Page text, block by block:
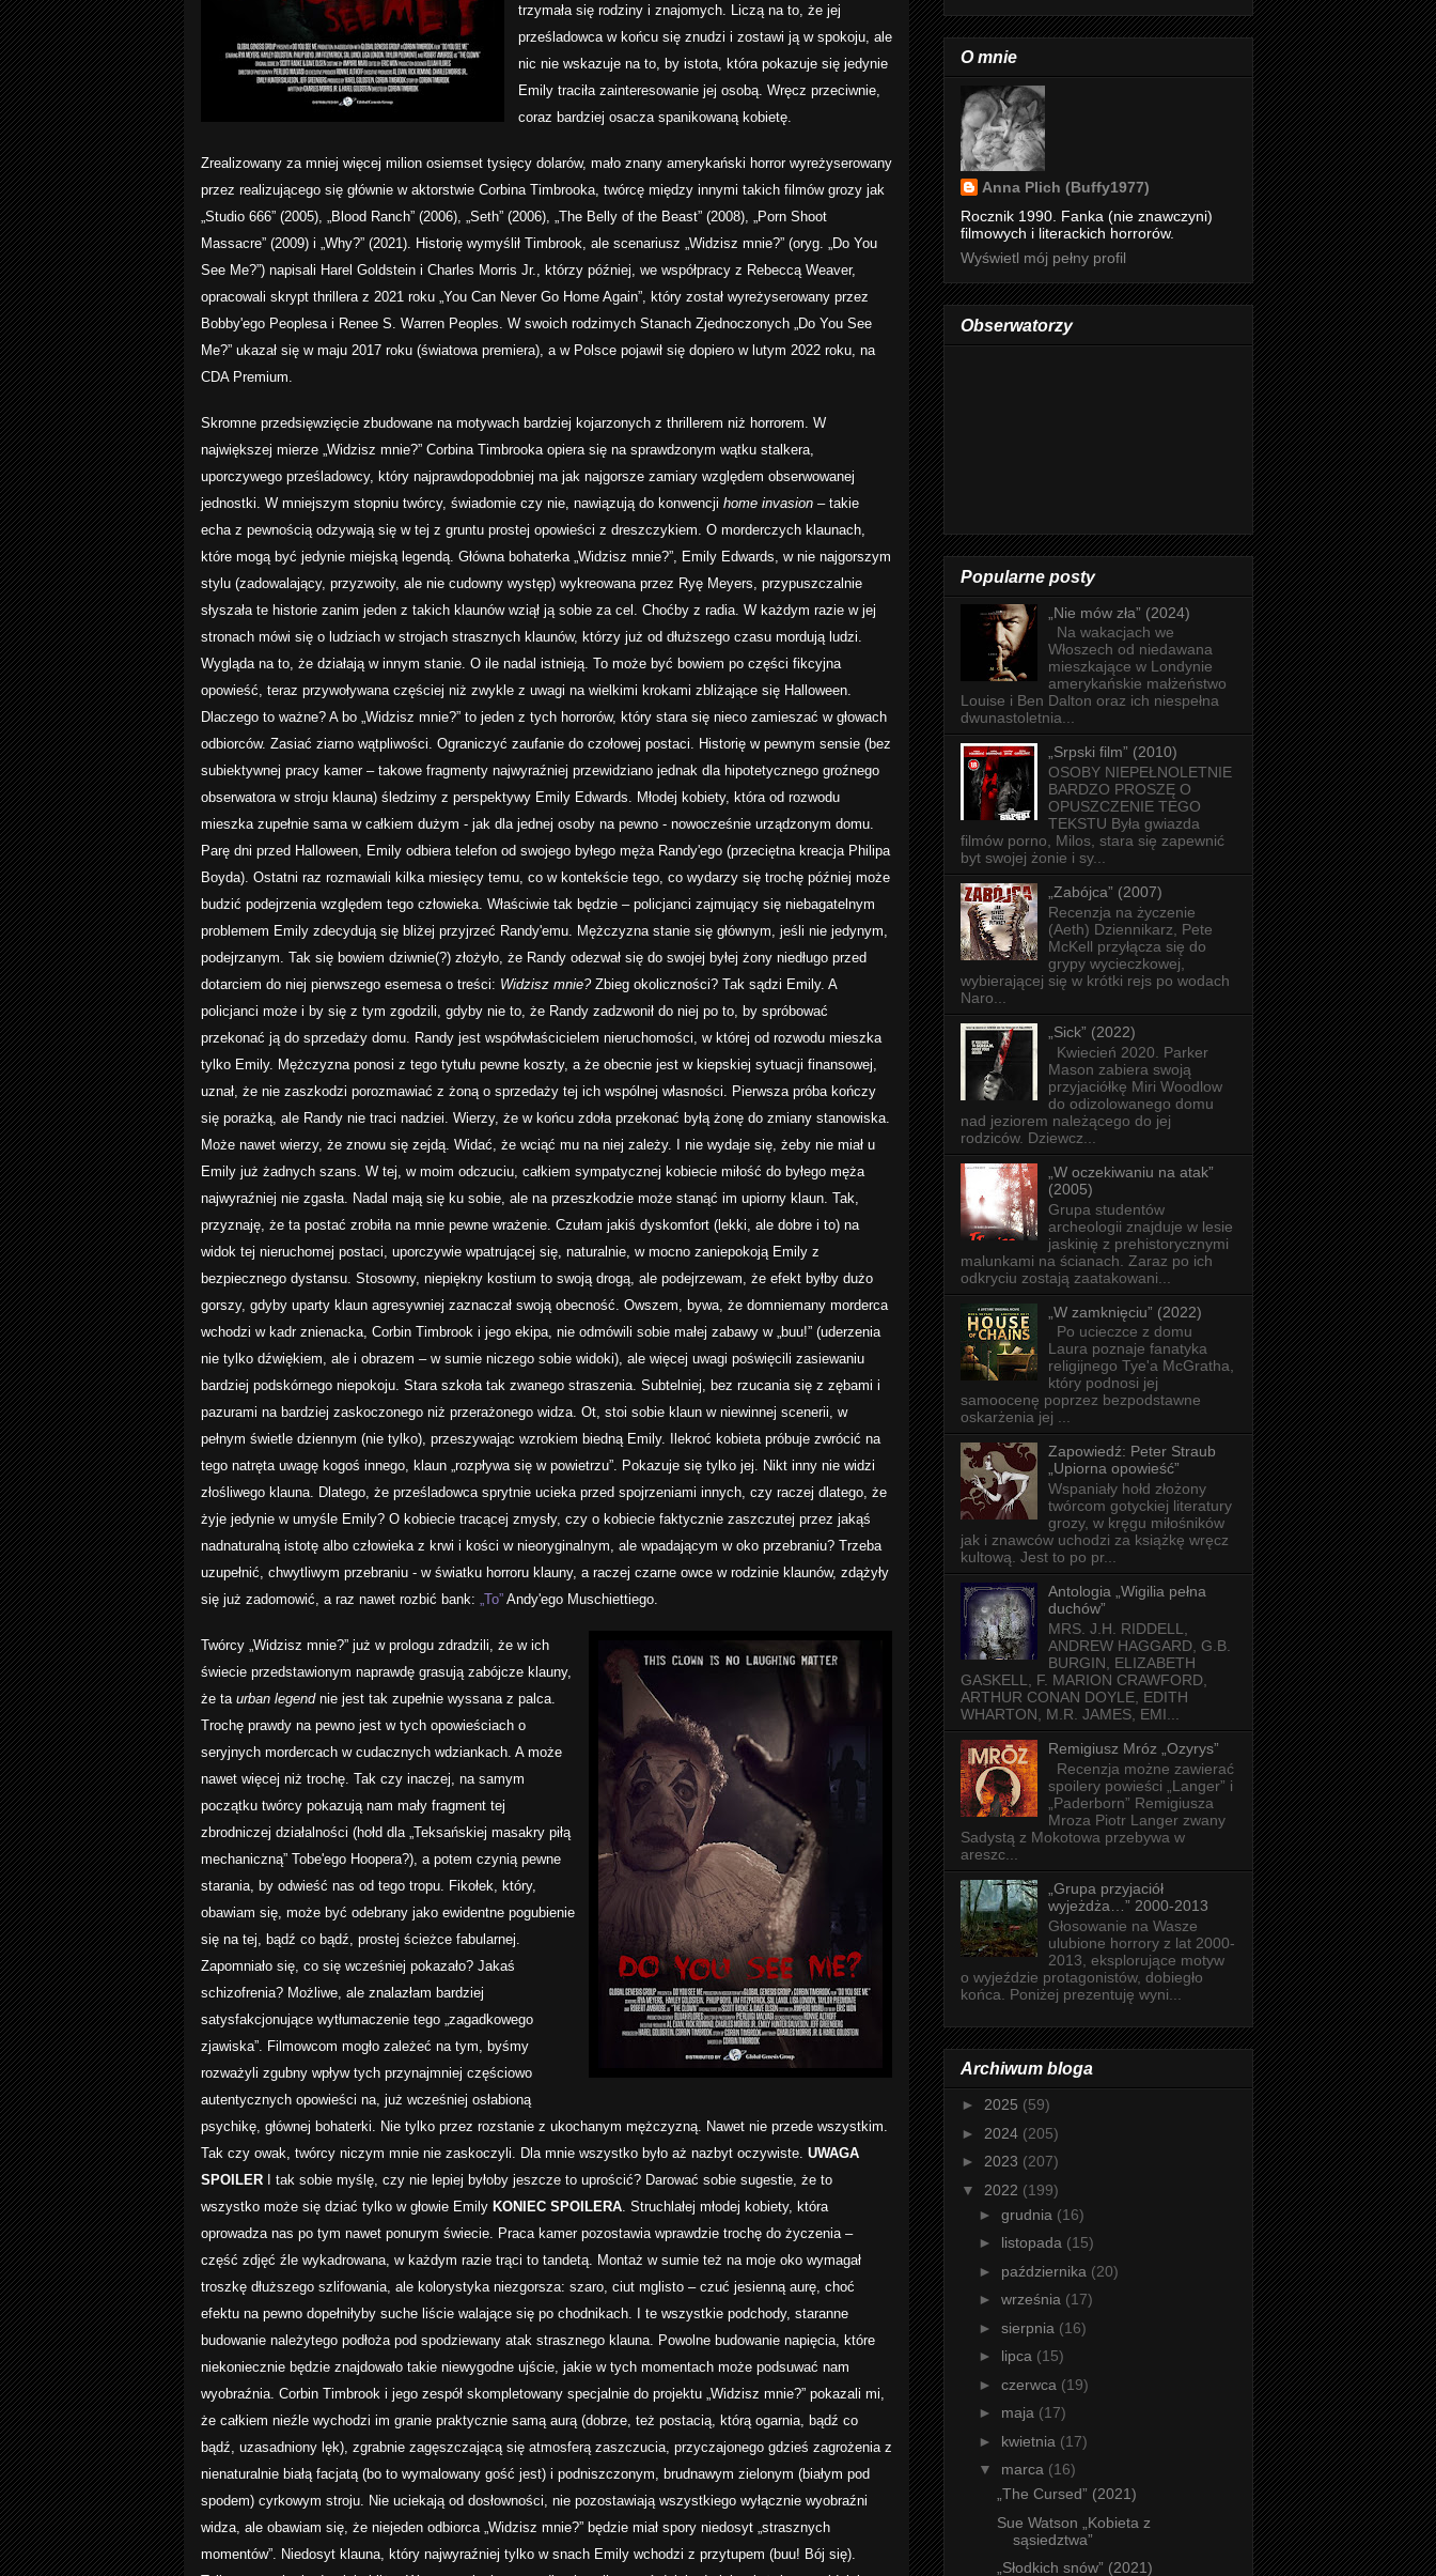
trzymała się rodziny i znajomych. Liczą na to, że jej
prześladowca w końcu się znudzi i zostawi ją w spokoju, ale
nic nie wskazuje na to, by istota, która pokazuje się jedynie
Emily traciła zainteresowanie jej osobą. Wręcz przeciwnie,
coraz bardziej osacza spanikowaną kobietę.
Zrealizowany za mniej więcej milion osiemset tysięcy dolarów, mało znany amerykański horror wyreżyserowany
przez realizującego się głównie w aktorstwie Corbina Timbrooka, twórcę między innymi takich filmów grozy jak
„Studio 666” (2005), „Blood Ranch” (2006), „Seth” (2006), „The Belly of the Beast” (2008), „Porn Shoot
Massacre” (2009) i „Why?” (2021). Historię wymyślił Timbrook, ale scenariusz „Widzisz mnie?” (oryg. „Do You
See Me?”) napisali Harel Goldstein i Charles Morris Jr., którzy później, we współpracy z Rebeccą Weaver,
opracowali skrypt thrillera z 2021 roku „You Can Never Go Home Again”, który został wyreżyserowany przez
Bobby'ego Peoplesa i Renee S. Warren Peoples. W swoich rodzimych Stanach Zjednoczonych „Do You See
Me?” ukazał się w maju 2017 roku (światowa premiera), a w Polsce pojawił się dopiero w lutym 2022 roku, na
CDA Premium.
Skromne przedsięwzięcie zbudowane na motywach bardziej kojarzonych z thrillerem niż horrorem. W
największej mierze „Widzisz mnie?” Corbina Timbrooka opiera się na sprawdzonym wątku stalkera,
uporczywego prześladowcy, który najprawdopodobniej ma jak najgorsze zamiary względem obserwowanej
jednostki. W mniejszym stopniu twórcy, świadomie czy nie, nawiązują do konwencji home invasion– takie
echa z pewnością odzywają się w tej z gruntu prostej opowieści z dreszczykiem. O morderczych klaunach,
które mogą być jedynie miejską legendą. Główna bohaterka „Widzisz mnie?”, Emily Edwards, w nie najgorszym
stylu (zadowalający, przyzwoity, ale nie cudowny występ) wykreowana przez Ryę Meyers, przypuszczalnie
słyszała te historie zanim jeden z takich klaunów wziął ją sobie za cel. Choćby z radia. W każdym razie w jej
stronach mówi się o ludziach w strojach strasznych klaunów, którzy już od dłuższego czasu mordują ludzi.
Wygląda na to, że działają w innym stanie. O ile nadal istnieją. To może być bowiem po części fikcyjna
opowieść, teraz przywoływana częściej niż zwykle z uwagi na wielkimi krokami zbliżające się Halloween.
Dlaczego to ważne? A bo „Widzisz mnie?” to jeden z tych horrorów, który stara się nieco zamieszać w głowach
odbiorców. Zasiać ziarno wątpliwości. Ograniczyć zaufanie do czołowej postaci. Historię w pewnym sensie (bez
subiektywnej pracy kamer – takowe fragmenty najwyraźniej przewidziano jednak dla hipotetycznego groźnego
obserwatora w stroju klauna) śledzimy z perspektywy Emily Edwards. Młodej kobiety, która od rozwodu
mieszka zupełnie sama w całkiem dużym - jak dla jednej osoby na pewno - nowocześnie urządzonym domu.
Parę dni przed Halloween, Emily odbiera telefon od swojego byłego męża Randy'ego (przeciętna kreacja Philipa
Boyda). Ostatni raz rozmawiali kilka miesięcy temu, co w kontekście tego, co wydarzy się trochę później może
budzić podejrzenia względem tego człowieka. Właściwie tak będzie – policjanci zajmujący się niebagatelnym
problemem Emily zdecydują się bliżej przyjrzeć Randy'emu. Mężczyzna stanie się głównym, jeśli nie jedynym,
podejrzanym. Tak się bowiem dziwnie(?) złożyło, że Randy odezwał się do swojej byłej żony niedługo przed
dotarciem do niej pierwszego esemesa o treści: Widzisz mnie?Zbieg okoliczności? Tak sądzi Emily. A
policjanci może i by się z tym zgodzili, gdyby nie to, że Randy zadzwonił do niej po to, by spróbować
przekonać ją do sprzedaży domu. Randy jest współwłaścicielem nieruchomości, w której od rozwodu mieszka
tylko Emily. Mężczyzna ponosi z tego tytułu pewne koszty, a że obecnie jest w kiepskiej sytuacji finansowej,
uznał, że nie zaszkodzi porozmawiać z żoną o sprzedaży tej ich wspólnej własności. Pierwsza próba kończy
się porażką, ale Randy nie traci nadziei. Wierzy, że w końcu zdoła przekonać byłą żonę do zmiany stanowiska.
Może nawet wierzy, że znowu się zejdą. Widać, że wciąć mu na niej zależy. I nie wydaje się, żeby nie miał u
Emily już żadnych szans. W tej, w moim odczuciu, całkiem sympatycznej kobiecie miłość do byłego męża
najwyraźniej nie zgasła. Nadal mają się ku sobie, ale na przeszkodzie może stanąć im upiorny klaun. Tak,
przyznaję, że ta postać zrobiła na mnie pewne wrażenie. Czułam jakiś dyskomfort (lekki, ale dobre i to) na
widok tej nieruchomej postaci, uporczywie wpatrującej się, naturalnie, w mocno zaniepokoją Emily z
bezpiecznego dystansu. Stosowny, niepiękny kostium to swoją drogą, ale podejrzewam, że efekt byłby dużo
gorszy, gdyby uparty klaun agresywniej zaznaczał swoją obecność. Owszem, bywa, że domniemany morderca
wchodzi w kadr znienacka, Corbin Timbrook i jego ekipa, nie odmówili sobie małej zabawy w „buu!” (uderzenia
nie tylko dźwiękiem, ale i obrazem – w sumie niczego sobie widoki), ale więcej uwagi poświęcili zasiewaniu
bardziej podskórnego niepokoju. Stara szkoła tak zwanego straszenia. Subtelniej, bez rzucania się z zębami i
pazurami na bardziej zaskoczonego niż przerażonego widza. Ot, stoi sobie klaun w niewinnej scenerii, w
pełnym świetle dziennym (nie tylko), przeszywając wzrokiem biedną Emily. Ilekroć kobieta próbuje zwrócić na
tego natręta uwagę kogoś innego, klaun „rozpływa się w powietrzu”. Pokazuje się tylko jej. Nikt inny nie widzi
złośliwego klauna. Dlatego, że prześladowca sprytnie ucieka przed spojrzeniami innych, czy raczej dlatego, że
żyje jedynie w umyśle Emily? O kobiecie tracącej zmysły, czy o kobiecie faktycznie zaszczutej przez jakąś
nadnaturalną istotę albo człowieka z krwi i kości w nieoryginalnym, ale wpadającym w oko przebraniu? Trzeba
uzupełnić, chwytliwym przebraniu - w światku horroru klauny, a raczej czarne owce w rodzinie klaunów, zdążyły
się już zadomowić, a raz nawet rozbić bank: „To” Andy'ego Muschiettiego.
Twórcy „Widzisz mnie?” już w prologu zdradzili, że w ich
świecie przedstawionym naprawdę grasują zabójcze klauny,
że ta urban legendnie jest tak zupełnie wyssana z palca.
Trochę prawdy na pewno jest w tych opowieściach o
seryjnych mordercach w cudacznych wdziankach. A może
nawet więcej niż trochę. Tak czy inaczej, na samym
początku twórcy pokazują nam mały fragment tej
zbrodniczej działalności (hołd dla „Teksańskiej masakry piłą
mechaniczną” Tobe'ego Hoopera?), a potem czynią pewne
starania, by odwieść nas od tego tropu. Fikołek, który,
obawiam się, może być odebrany jako ewidentne pogubienie
się na tej, bądź co bądź, prostej ścieżce fabularnej.
Zapomniało się, co się wcześniej pokazało? Jakaś
schizofrenia? Możliwe, ale znalazłam bardziej
satysfakcjonujące wytłumaczenie tego „zagadkowego
zjawiska”. Filmowcom mogło zależeć na tym, byśmy
rozważyli zgubny wpływ tych przynajmniej częściowo
autentycznych opowieści na, już wcześniej osłabioną
psychikę, głównej bohaterki. Nie tylko przez rozstanie z ukochanym mężczyzną. Nawet nie przede wszystkim.
Tak czy owak, twórcy niczym mnie nie zaskoczyli. Dla mnie wszystko było aż nazbyt oczywiste. UWAGA
SPOILERI tak sobie myślę, czy nie lepiej byłoby jeszcze to uprościć? Darować sobie sugestie, że to
wszystko może się dziać tylko w głowie Emily KONIEC SPOILERA. Struchlałej młodej kobiety, która
oprowadza nas po tym nawet ponurym świecie. Praca kamer pozostawia wprawdzie trochę do życzenia –
część zdjęć źle wykadrowana, w każdym razie trąci to tandetą. Montaż w sumie też na moje oko wymagał
troszkę dłuższego szlifowania, ale kolorystyka niezgorsza: szaro, ciut mglisto – czuć jesienną aurę, choć
efektu na pewno dopełniłyby suche liście walające się po chodnikach. I te wszystkie podchody, staranne
budowanie należytego podłoża pod spodziewany atak strasznego klauna. Powolne budowanie napięcia, które
niekoniecznie będzie znajdowało takie niewygodne ujście, jakie w tych momentach może podsuwać nam
wyobraźnia. Corbin Timbrook i jego zespół skompletowany specjalnie do projektu „Widzisz mnie?” pokazali mi,
że całkiem nieźle wychodzi im granie praktycznie samą aurą (dobrze, też postacią, którą ogarnia, bądź co
bądź, uzasadniony lęk), zgrabnie zagęszczającą się atmosferą zaszczucia, przyczajonego gdzieś zagrożenia z
nienaturalnie białą facjatą (bo to wymalowany gość jest) i podniszczonym, brudnawym zielonym (białym pod
spodem) cyrkowym stroju. Nie uciekają od dosłowności, nie pozostawiają wszystkiego wyłącznie wyobraźni
widza, ale obawiam się, że niejeden odbiorca „Widzisz mnie?” będzie miał spory niedosyt „strasznych
momentów”. Niedosyt klauna, który najwyraźniej tylko w snach Emily wchodzi z przytupem (buu! Bój się).
O mnie
Anna Plich (Buffy1977)
Rocznik 1990. Fanka (nie znawczyni)
filmowych i literackich horrorów.
Wyświetl mój pełny profil
Obserwatorzy
Popularne posty
„Nie mów zła” (2024)
Na wakacjach we
Włoszech od niedawana
mieszkające w Londynie
amerykańskie małżeństwo
Louise i Ben Dalton oraz ich niespełna
dwunastoletnia...
„Srpski film” (2010)
OSOBY NIEPEŁNOLETNIE
BARDZO PROSZĘ O
OPUSZCZENIE TEGO
TEKSTU Była gwiazda
filmów porno, Milos, stara się zapewnić
byt swojej żonie i sy...
„Zabójca” (2007)
Recenzja na życzenie
(Aeth) Dziennikarz, Pete
McKell przyłącza się do
grypy wycieczkowej,
wybierającej się w krótki rejs po wodach
Naro...
„Sick” (2022)
Kwiecień 2020. Parker
Mason zabiera swoją
przyjaciółkę Miri Woodlow
do odizolowanego domu
nad jeziorem należącego do jej
rodziców. Dziewcz...
„W oczekiwaniu na atak”
(2005)
Grupa studentów
archeologii znajduje w lesie
jaskinię z prehistorycznymi
malunkami na ścianach. Zaraz po ich
odkryciu zostają zaatakowani...
„W zamknięciu” (2022)
Po ucieczce z domu
Laura poznaje fanatyka
religijnego Tye'a McGratha,
który podnosi jej
samoocenę poprzez bezpodstawne
oskarżenia jej ...
Zapowiedź: Peter Straub
„Upiorna opowieść”
Wspaniały hołd złożony
twórcom gotyckiej literatury
grozy, w kręgu miłośników
jak i znawców uchodzi za książkę wręcz
kultową. Jest to po pr...
Antologia „Wigilia pełna
duchów”
MRS. J.H. RIDDELL,
ANDREW HAGGARD, G.B.
BURGIN, ELIZABETH
GASKELL, F. MARION CRAWFORD,
ARTHUR CONAN DOYLE, EDITH
WHARTON, M.R. JAMES, EMI...
Remigiusz Mróz „Ozyrys”
Recenzja możne zawierać
spoilery powieści „Langer” i
„Paderborn” Remigiusza
Mroza Piotr Langer zwany
Sadystą z Mokotowa przebywa w
areszc...
„Grupa przyjaciół
wyjeżdża…” 2000-2013
Głosowanie na Wasze
ulubione horrory z lat 2000-
2013, eksplorujące motyw
o wyjeździe protagonistów, dobiegło
końca. Poniżej prezentuję wyni...
Archiwum bloga
► 2025 (59)
► 2024 (205)
► 2023 (207)
▼ 2022 (199)
►grudnia (16)
► listopada (15)
► października (20)
►września (17)
►sierpnia (16)
► lipca (15)
►czerwca (19)
► maja (17)
► kwietnia (17)
▼ marca (16)
„The Cursed” (2021)
Sue Watson „Kobieta z
sąsiedztwa”
„Słodkich snów” (2021)